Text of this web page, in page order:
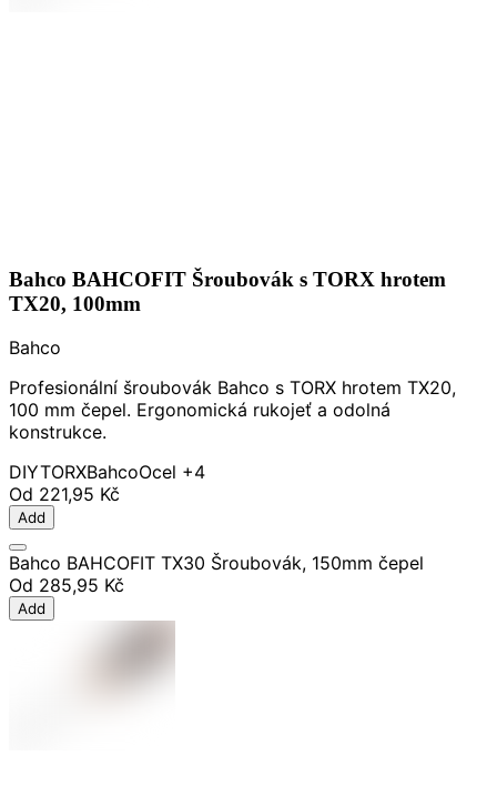
Bahco BAHCOFIT Šroubovák s TORX hrotem
TX20, 100mm
Bahco
Profesionální šroubovák Bahco s TORX hrotem TX20,
100 mm čepel. Ergonomická rukojeť a odolná
konstrukce.
DIYTORXBahcoOcel +4
Od 221,95 Kč
Add
Bahco BAHCOFIT TX30 Šroubovák, 150mm čepel
Od 285,95 Kč
Add